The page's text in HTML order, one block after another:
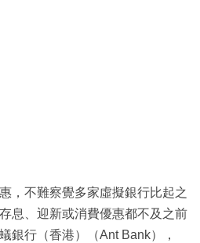
，不難察覺多家虛擬銀行比起之
息、迎新或消費優惠都不及之前
銀行（香港）（Ant Bank），